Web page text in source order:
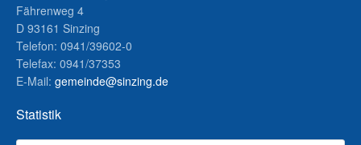
Fährenweg 4
D 93161 Sinzing
Telefon: 0941/39602-0
Telefax: 0941/37353
E-Mail: gemeinde@sinzing.de
Statistik